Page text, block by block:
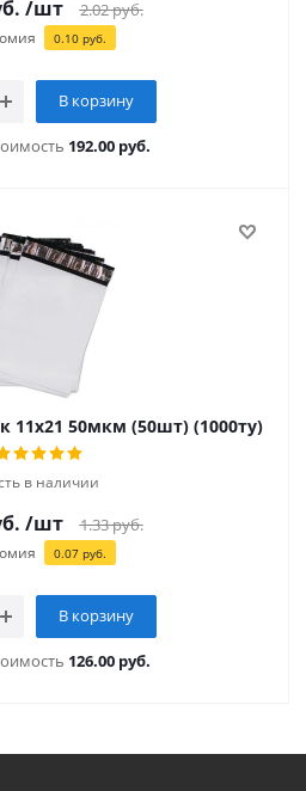
/шт 2.02руб.
0.10руб.
В корзину
192.00 руб.
11х21 50мкм (50шт) (1000ту)
в наличии
/шт 1.33руб.
0.07руб.
В корзину
126.00 руб.